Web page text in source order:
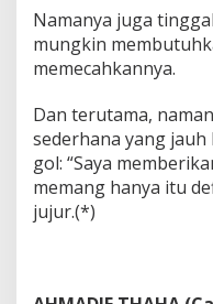
Namanya juga
mungkin
memecahkannya.
Dan terutama,
sederhana yang
gol: “Saya
memang hanya itu
jujur.(*)